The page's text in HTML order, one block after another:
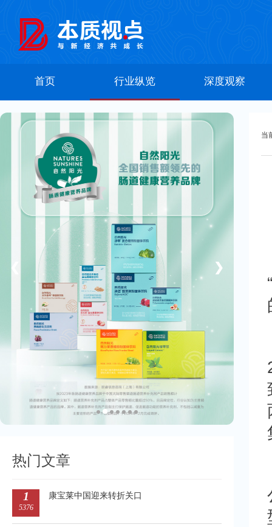
首页 行业纵览 深度观察
❯
热门文章
1
5376
康宝莱中国迎来转折关口
当